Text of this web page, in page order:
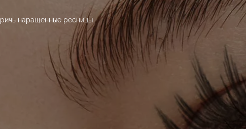
наращенные ресницы